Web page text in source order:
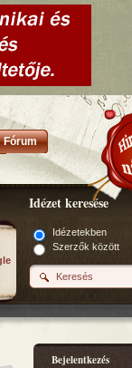
Fórum
Idézet keresése
Idézetekben
Szerzők között
Bejelentkezés